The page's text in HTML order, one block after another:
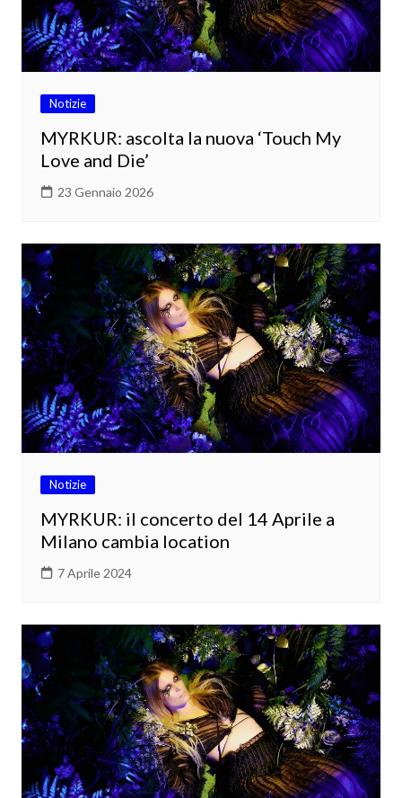
Notizie
MYRKUR: ascolta la nuova ‘Touch My
Love and Die’
23 Gennaio 2026
Notizie
MYRKUR: il concerto del 14 Aprile a
Milano cambia location
7 Aprile 2024